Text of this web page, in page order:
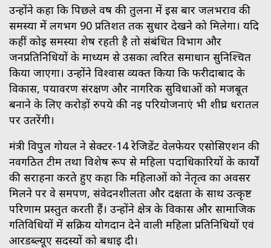
उन्होंने कहा कि पिछले वर्ष की तुलना में इस बार जलभराव की
समस्या में लगभग 90 प्रतिशत तक सुधार देखने को मिलेगा। यदि
कहीं कोई समस्या शेष रहती है तो संबंधित विभाग और
जनप्रतिनिधियों के माध्यम से उसका त्वरित समाधान सुनिश्चित
किया जाएगा। उन्होंने विश्वास व्यक्त किया कि फरीदाबाद के
विकास, पर्यावरण संरक्षण और नागरिक सुविधाओं को मजबूत
बनाने के लिए करोड़ों रुपये की नई परियोजनाएं भी शीघ्र धरातल
पर उतरेंगी।
मंत्री विपुल गोयल ने सेक्टर-14 रेजिडेंट वेलफेयर एसोसिएशन की
नवगठित टीम तथा विशेष रूप से महिला पदाधिकारियों के कार्यों
की सराहना करते हुए कहा कि महिलाओं को नेतृत्व का अवसर
मिलने पर वे समर्पण, संवेदनशीलता और दक्षता के साथ उत्कृष्ट
परिणाम प्रस्तुत करती हैं। उन्होंने क्षेत्र के विकास और सामाजिक
गतिविधियों में सक्रिय योगदान देने वाली महिला प्रतिनिधियों एवं
आरडब्ल्यूए सदस्यों को बधाई दी।